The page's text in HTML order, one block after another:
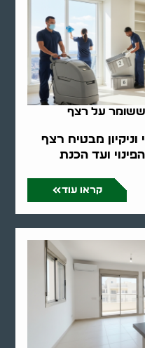
ששומר על רצף
וניקיון מבטיח רצף
ועד הכנת
קראו עוד